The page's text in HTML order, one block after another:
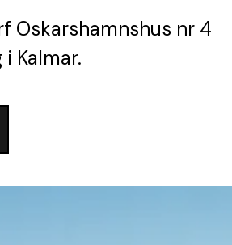
Oskarshamnshus nr 4
i Kalmar.